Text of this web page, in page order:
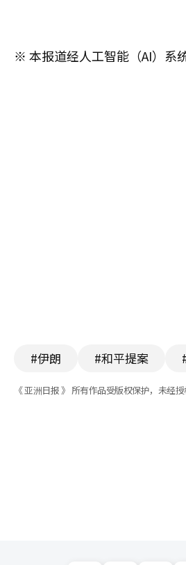
※ 本报道经人工智能（AI）系
#伊朗 #和平提案
《 亚洲日报 》 所有作品受版权保护，未经授